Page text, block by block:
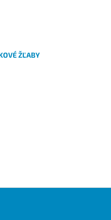
ŽĽABY